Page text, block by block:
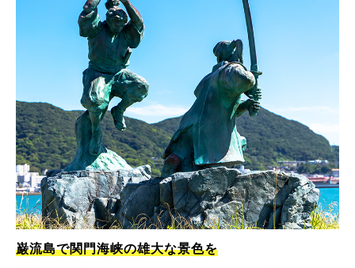
巌流島で関門海峡の雄大な景色を